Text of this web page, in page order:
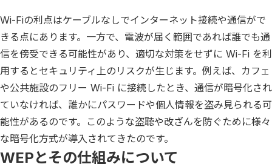
Wi-Fiの利点はケーブルなしでインターネット接続や通信がで
きる点にあります。一方で、電波が届く範囲であれば誰でも通
信を傍受できる可能性があり、適切な対策をせずに Wi-Fi を利
用するとセキュリティ上のリスクが生じます。例えば、カフェ
や公共施設のフリー Wi-Fi に接続したとき、通信が暗号化され
ていなければ、誰かにパスワードや個人情報を盗み見られる可
能性があるのです。このような盗聴や改ざんを防ぐために様々
な暗号化方式が導入されてきたのです。
WEPとその仕組みについて